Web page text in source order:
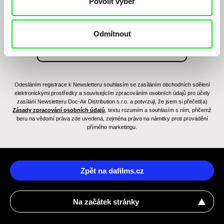
Odmítnout
Odesláním registrace k Newsletteru souhlasím se zasíláním obchodních sdělení
elektronickými prostředky a souvisejícím zpracováním osobních údajů pro účely
zasílání Newsletteru Doc-Air Distribution s.r.o. a potvrzuji, že jsem si přečetl(a)
Zásady zpracování osobních údajů , textu rozumím a souhlasím s ním, přičemž
beru na vědomí práva zde uvedená, zejména právo na námitky proti provádění
přímého marketingu.
Zpět na dafilms.cz
Na začátek stránky